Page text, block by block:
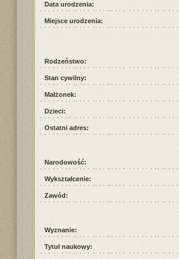
Data urodzenia:
Miejsce urodzenia:
Rodzeństwo:
Stan cywilny:
Małżonek:
Dzieci:
Ostatni adres:
Narodowość:
Wykształcenie:
Zawód:
Wyznanie:
Tytuł naukowy: